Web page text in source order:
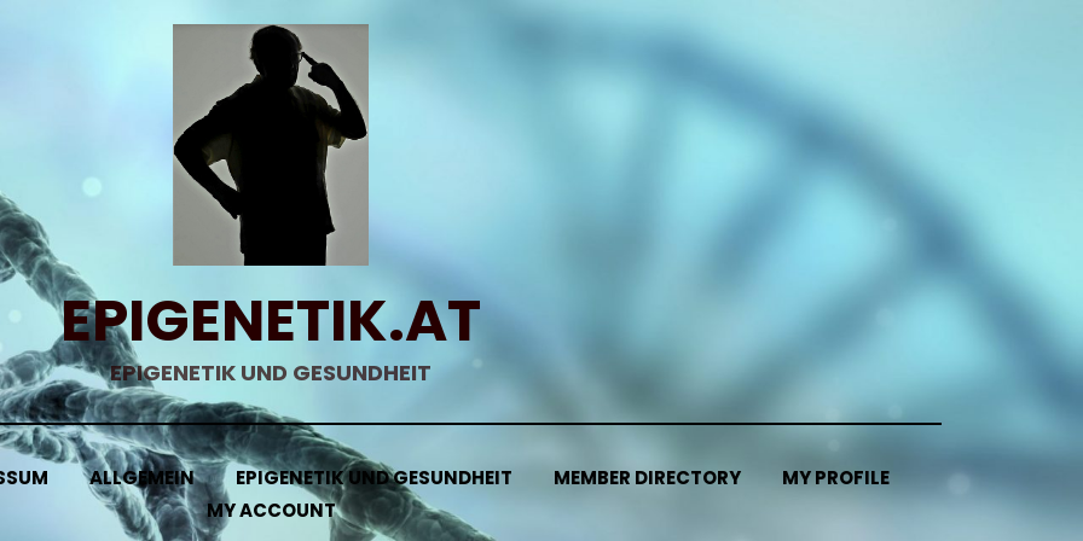
EPIGENETIK.AT
EPIGENETIK UND GESUNDHEIT
ALLGEMEIN EPIGENETIK UND GESUNDHEIT MEMBER DIRECTORY
MY PROFILE
MY ACCOUNT